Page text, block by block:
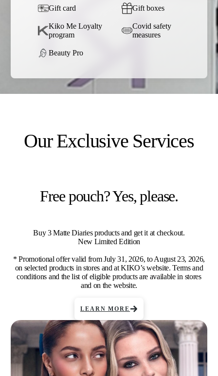
Gift card Gift boxes
Kiko Me Loyalty
program
Covid safety
measures
Beauty Pro
Our Exclusive Services
Free pouch? Yes, please.
Buy 3 Matte Diaries products and get it at checkout.
New Limited Edition
* Promotional offer valid from July 31, 2026, to August 23, 2026,
on selected products in stores and at KIKO’s website. Terms and
conditions and the list of eligible products are available in stores
and on the website.
LEARN MORE